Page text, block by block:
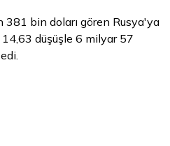
bin doları gören Rusya'ya
düşüşle 6 milyar 57